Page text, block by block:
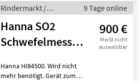
Rindermarkt /
Hochlandrinder
9 Tage online
Hanna SO2
Schwefelmessgerät
900 €
MwSt nicht
ausweisbar
Hanna HI84500. Wird nicht
mehr benötigt. Gerät zum